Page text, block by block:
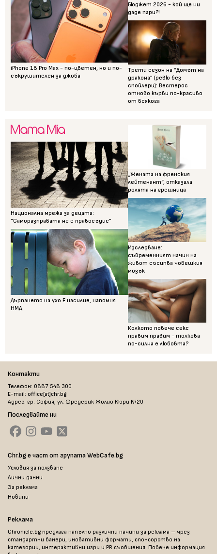
iPhone 18 Pro Max - по-цветен, но и по-
съкрушителен за джоба
Бюджет 2026 - кой ще ни
даде пари?!
Трети сезон на “Домът на
дракона” (ревю без
спойлери): Вестерос
отново кърви по-красиво
от всякога
Национална мрежа за децата:
"Саморазправата не е правосъдие"
Дърпането на ухо Е насилие, напомня
НМД
„Жената на френския
лейтенант“, отказала
ролята на грешница
Изследване:
съвременният начин на
живот съсипва човешкия
мозък
Колкото повече секс
правим правим - толкова
по-силна е любовта?
Контакти
Телефон: 0887 548 300
E-mail: office[at]chr.bg
Адрес: гр. София, ул. Фредерик Жолио Кюри №20
Последвайте ни
Chr.bg е част от групата WebCafe.bg
Условия за ползване
Лични данни
За реклама
Новини
Реклама
Chronicle.bg предлага напълно различни начини за реклама – чрез
стандартни банери, иновативни формати, спонсорство на
категории, интерактивни игри и PR съобщения. Повече информация